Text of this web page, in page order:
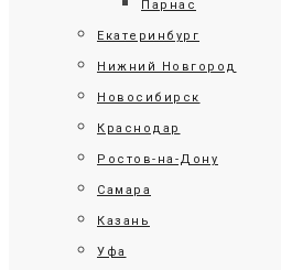
Парнас
Екатеринбург
Нижний Новгород
Новосибирск
Краснодар
Ростов-на-Дону
Самара
Казань
Уфа